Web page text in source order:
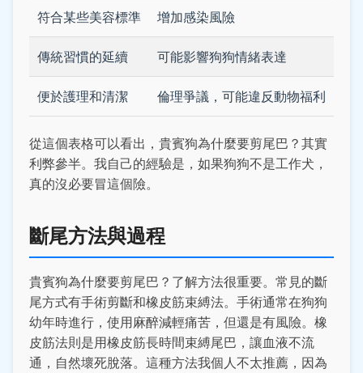
符合某些美容標準 增加感染風險
傳統習慣的延續 可能影響狗狗情緒表達
便於護理和清潔 倫理爭議，可能違反動物福利
從這個表格可以看出，貴賓狗為什麼要剪尾巴？其實
利弊參半。我自己的經驗是，如果狗狗不是工作犬，
真的沒必要冒這個險。
斷尾方法與過程
貴賓狗為什麼要剪尾巴？了解方法很重要。常見的斷
尾方式有手術剪斷和橡皮筋束縛法。手術通常在狗狗
幼年時進行，使用麻醉減輕痛苦，但還是有風險。橡
皮筋法則是用橡皮筋長時間束縛尾巴，讓血液不流
通，自然壞死脫落。這種方法我個人不太推薦，因為